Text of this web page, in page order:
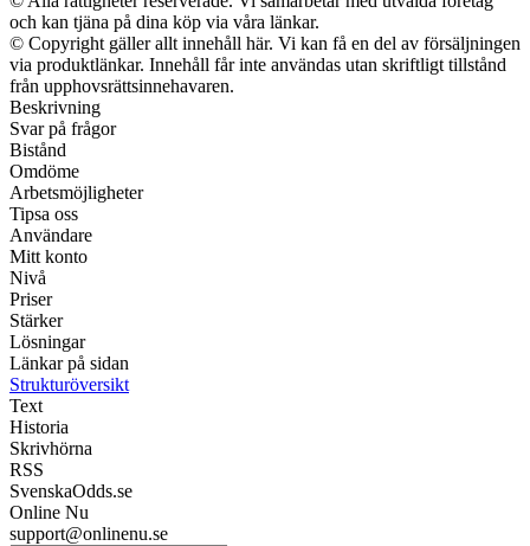
och kan tjäna på dina köp via våra länkar.
© Copyright gäller allt innehåll här. Vi kan få en del av försäljningen
via produktlänkar. Innehåll får inte användas utan skriftligt tillstånd
från upphovsrättsinnehavaren.
Beskrivning
Svar på frågor
Bistånd
Omdöme
Arbetsmöjligheter
Tipsa oss
Användare
Mitt konto
Nivå
Priser
Stärker
Lösningar
Länkar på sidan
Strukturöversikt
Text
Historia
Skrivhörna
RSS
SvenskaOdds.se
Online Nu
support@onlinenu.se